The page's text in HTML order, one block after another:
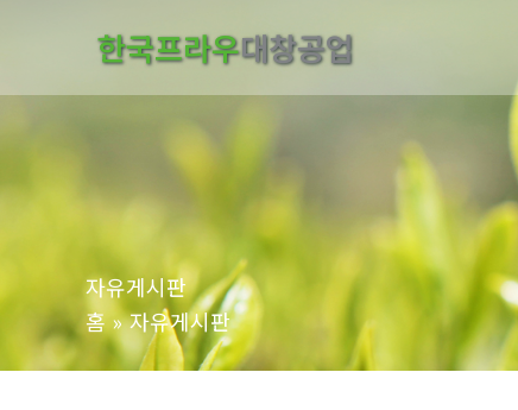
너
한국프라우대창공업
자유게시판
홈
자유게시판